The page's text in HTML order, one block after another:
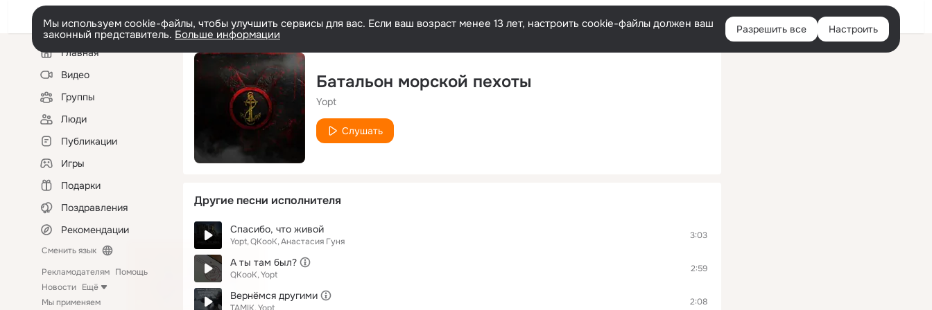
Войти
Мы используем cookie-файлы, чтобы улучшить сервисы для вас. Если ваш возраст менее 13 лет, настроить cookie-файлы должен ваш
законный представитель. Больше информации Разрешить все Настроить
Левая
колонкаГлавная
Видео
Группы
Люди
Публикации
Игры
Подарки
Поздравления
Рекомендации
Сменить язык
Рекламодателям Помощь
Новости Ещё
Мы применяем
Батальон морской пехоты
Yopt
Слушать
Другие песни исполнителя
Спасибо, что живой
Yopt QKooK Анастасия Гуня
3:03
А ты там был?
QKooK Yopt
2:59
Вернёмся другими 2:08